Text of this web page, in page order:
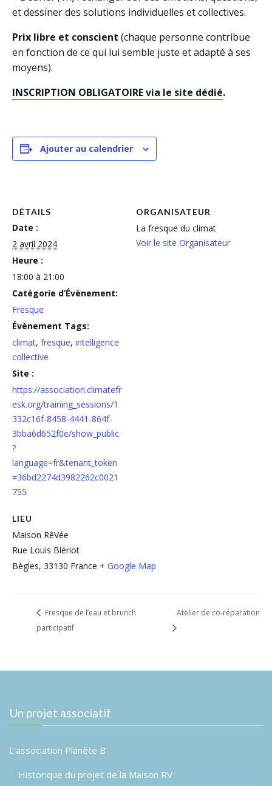
et dessiner des solutions individuelles et collectives.
Prix libre et conscient (chaque personne contribue
en fonction de ce qui lui semble juste et adapté à ses
moyens).
INSCRIPTION OBLIGATOIRE via le site dédié.
Ajouter au calendrier
DÉTAILS
Date :
2 avril 2024
Heure :
18:00 à 21:00
Catégorie d’Évènement:
Fresque
Évènement Tags:
climat, fresque, intelligence
collective
Site :
https://association.climatefr
esk.org/training_sessions/1
332c16f-8458-4441-864f-
3bba6d652f0e/show_public
?
language=fr&tenant_token
=36bd2274d3982262c0021
755
LIEU
Maison RêVée
Rue Louis Blériot
Bègles, 33130 France + Google Map
ORGANISATEUR
La fresque du climat
Voir le site Organisateur
Fresque de l’eau et brunch
participatif
Atelier de co-réparation
Un projet associatif
L’association Planète B
Historique du projet de la Maison RV